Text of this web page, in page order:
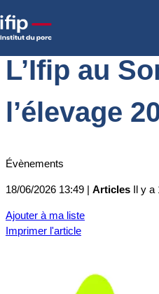
Accueil L’Ifip au
L’Ifip au
l’élevage
Évènements
18/06/2026 13:49 | Articles Il y a
Ajouter à ma liste
Imprimer l'article